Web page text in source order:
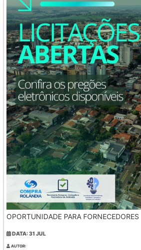
OPORTUNIDADE PARA FORNECEDORES
DATA: 31 JUL
AUTOR: